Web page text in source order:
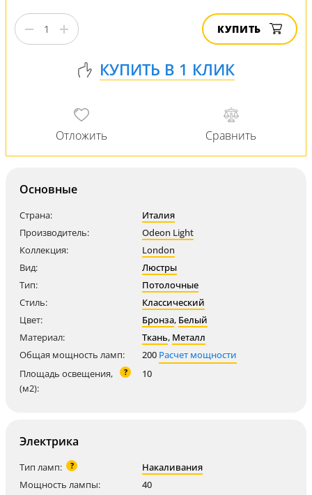
КУПИТЬ
Основные
Страна:
Италия
Производитель:
Odeon Light
Коллекция:
London
Вид:
Люстры
Тип:
Потолочные
Стиль:
Классический
Цвет:
Бронза, Белый
Материал:
Ткань, Металл
Общая мощность ламп:
200 Расчет мощности
Площадь освещения,
(м2):
? 10
Электрика
Тип ламп: ?
Накаливания
Мощность лампы:
40